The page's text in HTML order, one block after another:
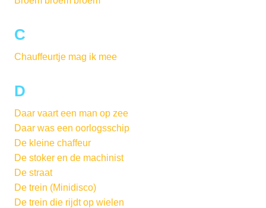
C
Chauffeurtje mag ik mee
D
Daar vaart een man op zee
Daar was een oorlogsschip
De kleine chaffeur
De stoker en de machinist
De straat
De trein (Minidisco)
De trein die rijdt op wielen